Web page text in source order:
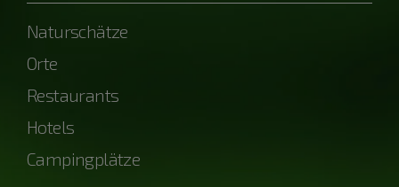
Naturschätze
Orte
Restaurants
Hotels
Campingplätze